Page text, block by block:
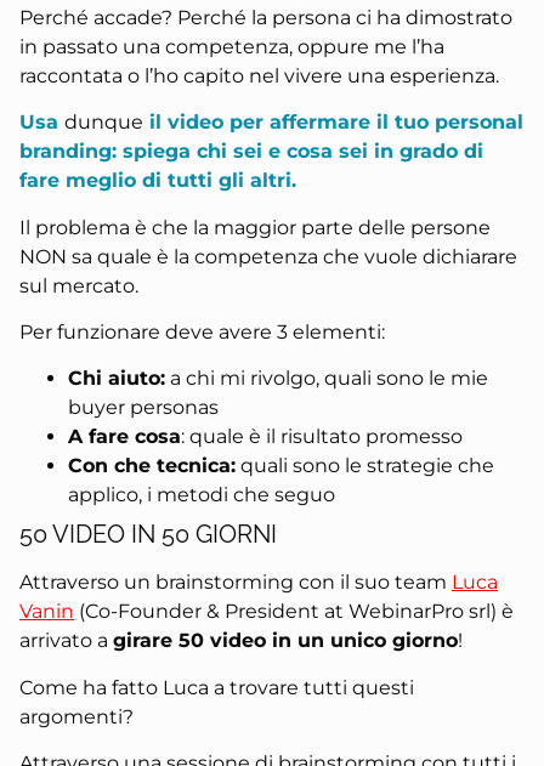
Perché accade? Perché la persona ci ha dimostrato
in passato una competenza, oppure me l’ha
raccontata o l’ho capito nel vivere una esperienza.
Usa dunque il video per affermare il tuo personal
branding: spiega chi sei e cosa sei in grado di
fare meglio di tutti gli altri.
Il problema è che la maggior parte delle persone
NON sa quale è la competenza che vuole dichiarare
sul mercato.
Per funzionare deve avere 3 elementi:
Chi aiuto: a chi mi rivolgo, quali sono le mie
buyer personas
A fare cosa: quale è il risultato promesso
Con che tecnica: quali sono le strategie che
applico, i metodi che seguo
50 VIDEO IN 50 GIORNI
Attraverso un brainstorming con il suo team Luca
Vanin (Co-Founder & President at WebinarPro srl) è
arrivato a girare 50 video in un unico giorno!
Come ha fatto Luca a trovare tutti questi
argomenti?